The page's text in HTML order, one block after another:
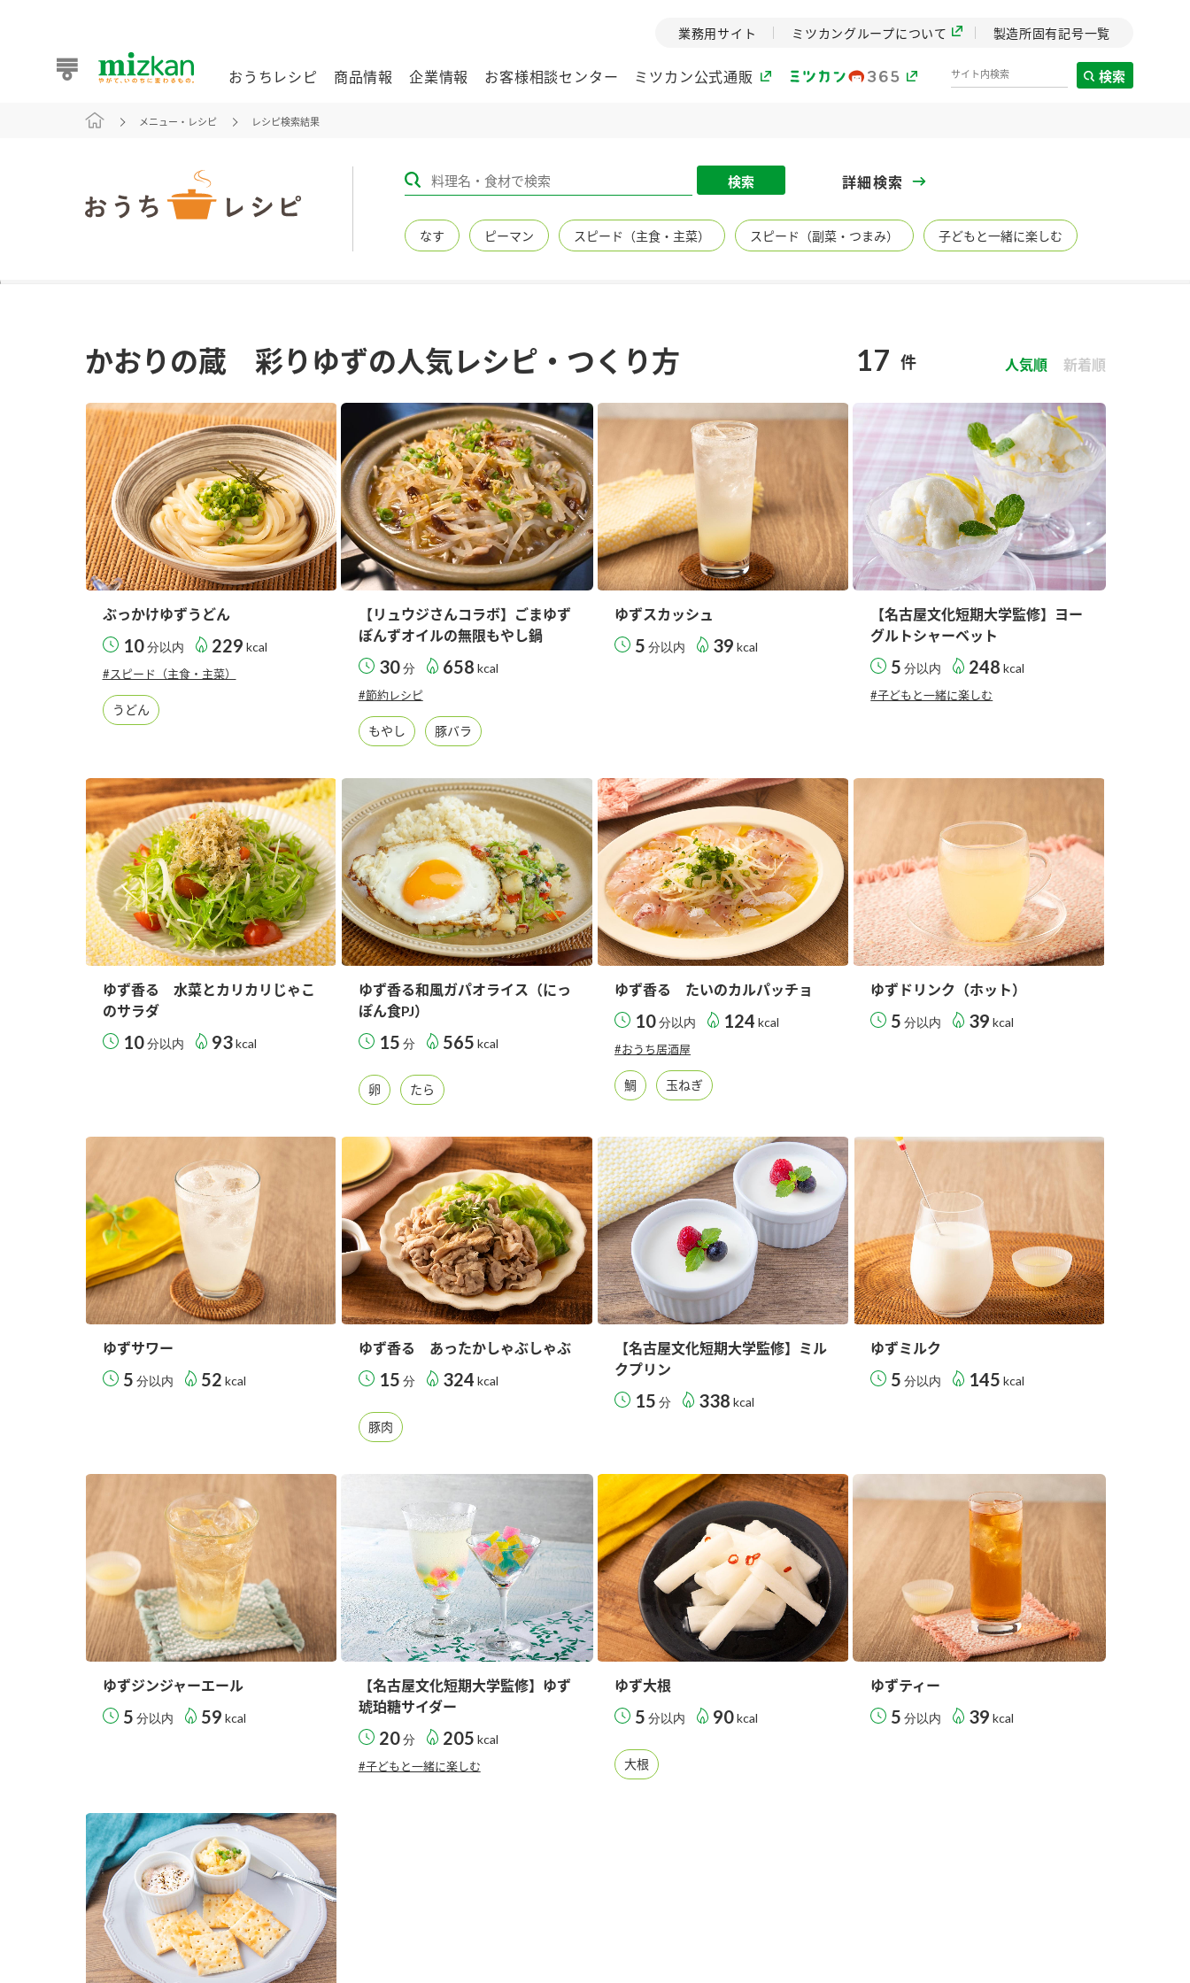
業務用サイト
おうちレシピ
おうちレシピ トップ
商品情報
酢 調味酢 お酢ドリンク 鍋用調味料 たれ
スープ 中華 クイック調味料 レモン果汁 ふりかけ おすしの素 炊き込みご飯の素 米飯用調味液
納豆 Fibee
Fibee（ファイビ
ー）
くらしプラ酢 カンタン酢 お酢ドリンク 味ぽん ぽん酢
お酢を知ろう！ すしラボ ぽん酢サワー 納豆の豆知識 鍋奉行マニュアル ミツカンのCM
企業情報
企業理念
ミツカングループの企
ミツカンの歴史
創業から現在までのミ
環境への取り組み
ミツカンの環境への取
す。
テーマとした社会貢献
活動を行っていまし
た。
植物を可能な限りまる
セプトをご紹介しま
す。
MIM（ミツカンミュ
ージアム）
ミツカンの酢づくりの
歴史などが学べる体験
型博物館です。
各部門が大切にして
いること
「未来ビジョン宣言」
実現に向けた各部門の
取り組みをご紹介しま
す。
おいしさと健康への
取り組み
ミツカンの研究成果と
おいしさと健康に役立
つ情報をご紹介しま
す。
キッザニア東京「ぽ
お客様相談センター ミツカン公式通販
業務用サイト ミツカングループについて 製造所固有記号一覧
検索
メニュー・レシピ レシピ検索結果
検索 詳細検索
なす ピーマン スピード（主食・主菜） スピード（副菜・つまみ） 子どもと一緒に楽しむ
かおりの蔵 彩りゆずの人気レシピ・つくり方 17 件 人気順 新着順
ぶっかけゆずうどん
10分以内 229 kcal
#スピード（主食・主菜）
うどん
【リュウジさんコラボ】ごまゆず
ぽんずオイルの無限もやし鍋
30分 658 kcal
#節約レシピ
もやし 豚バラ
ゆずスカッシュ
5 分以内 39 kcal
【名古屋文化短期大学監修】ヨー
グルトシャーベット
5 分以内 248 kcal
#子どもと一緒に楽しむ
ゆず香る 水菜とカリカリじゃこ
のサラダ
10分以内 93 kcal
ゆず香る和風ガパオライス（にっ
ぽん食PJ）
15 分 565 kcal
卵 たら
ゆず香る たいのカルパッチョ
10分以内 124 kcal
#おうち居酒屋
鯛 玉ねぎ
ゆずドリンク（ホット）
5 分以内 39 kcal
ゆずサワー
5 分以内 52 kcal
ゆず香る あったかしゃぶしゃぶ
15 分 324 kcal
豚肉
【名古屋文化短期大学監修】ミル
クプリン
15 分 338 kcal
ゆずミルク
5 分以内 145 kcal
ゆずジンジャーエール
5 分以内 59 kcal
【名古屋文化短期大学監修】ゆず
琥珀糖サイダー
20分 205 kcal
#子どもと一緒に楽しむ
ゆず大根
5 分以内 90kcal
大根
ゆずティー
5 分以内 39 kcal